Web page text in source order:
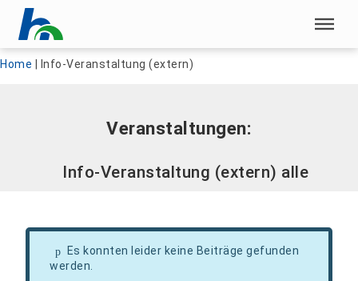
Menü überspringen
Home | Info-Veranstaltung (extern)
Veranstaltungen:
Info-Veranstaltung (extern) alle
Es konnten leider keine Beiträge gefunden
werden.